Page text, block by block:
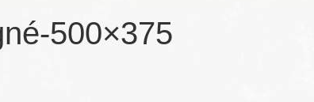
500×375